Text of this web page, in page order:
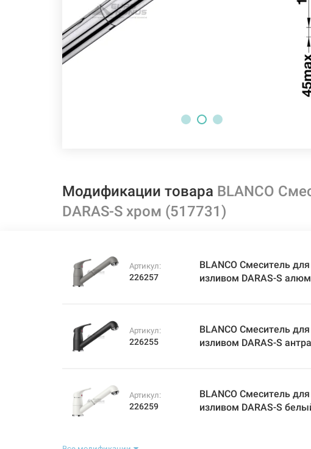
Модификации товара BLANCO
DARAS-S хром (517731)
Артикул:
226257
BLANCO Смеситель
изливом DARAS-S
Артикул:
226255
BLANCO Смеситель
изливом DARAS-S
Артикул:
226259
BLANCO Смеситель
изливом DARAS-S